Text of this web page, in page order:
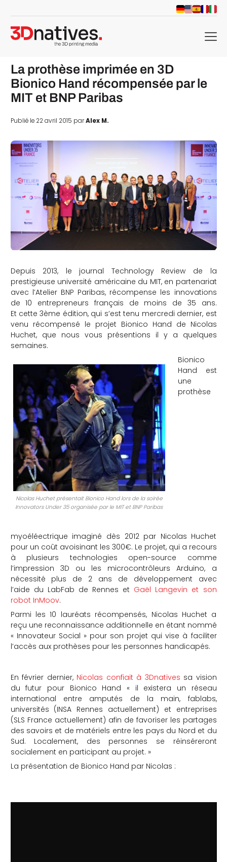
menu
La prothèse imprimée en 3D
Bionico Hand récompensée par le
MIT et BNP Paribas
Publié le 22 avril 2015 parAlex M.
Depuis 2013, le journal Technology Review de la
prestigieuse université américaine du MIT, en partenariat
avec l’Atelier BNP Paribas, récompense les innovations
de 10 entrepreneurs français de moins de 35 ans.
Et cette 3ème édition, qui s’est tenu mercredi dernier, est
venu récompensé le projet Bionico Hand de Nicolas
Huchet, que nous vous présentions il y a quelques
semaines.
Nicolas Huchet présentait Bionico Hand lors de la soirée
Innovators Under 35 organisée par le MIT et BNP Paribas
Bionico
Hand est
une
prothèse
myoéléectrique imaginé dès 2012 par Nicolas Huchet
pour un coût avoisinant les 300€. Le projet, qui a recours
à plusieurs technologies open-source comme
l’impression 3D ou les microcontrôleurs Arduino, a
nécessité plus de 2 ans de développement avec
l’aide du LabFab de Rennes et Gaël Langevin et son
robot InMoov.
Parmi les 10 lauréats récompensés, Nicolas Huchet a
reçu une reconnaissance additionnelle en étant nommé
« Innovateur Social » pour son projet qui vise à faciliter
l’accès aux prothèses pour les personnes handicapés.
En février dernier, Nicolas confiait à 3Dnatives sa vision
du futur pour Bionico Hand « il existera un réseau
international entre amputés de la main, fablabs,
universités (INSA Rennes actuellement) et entreprises
(SLS France actuellement) afin de favoriser les partages
des savoirs et de matériels entre les pays du Nord et du
Sud. Localement, des personnes se réinséreront
socialement en participant au projet. »
La présentation de Bionico Hand par Nicolas :